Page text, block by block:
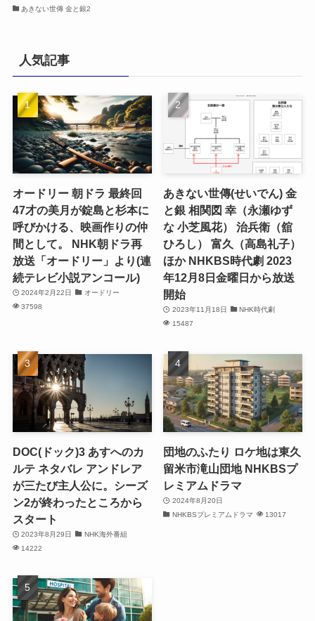
あきない世傳 金と銀2
人気記事
オードリー 朝ドラ 最終回
47才の美月が錠島と杉本に
呼びかける、映画作りの仲
間として。 NHK朝ドラ再
放送「オードリー」より(連
続テレビ小説アンコール)
2024年2月22日
オードリー
37598
あきない世傳(せいでん) 金
と銀 相関図 幸（永瀬ゆず
な 小芝風花） 治兵衛（舘
ひろし） 富久（高島礼子）
ほか NHKBS時代劇 2023
年12月8日金曜日から放送
開始
2023年11月18日
NHK時代劇
15487
DOC(ドック)3 あすへのカ
ルテ ネタバレ アンドレア
が三たび主人公に。シーズ
ン2が終わったところから
スタート
2023年8月29日
NHK海外番組
14222
団地のふたり ロケ地は東久
留米市滝山団地 NHKBSプ
レミアムドラマ
2024年8月20日
NHKBSプレミアムドラマ
13017